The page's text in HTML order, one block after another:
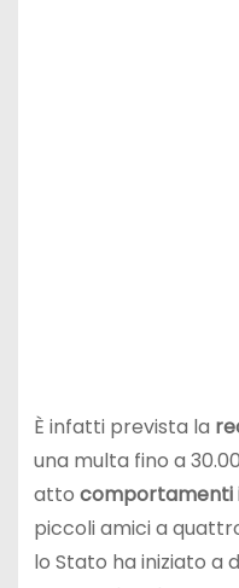
È infatti prevista la
una multa fino a
atto comportamenti
piccoli amici a
lo Stato ha iniziato a